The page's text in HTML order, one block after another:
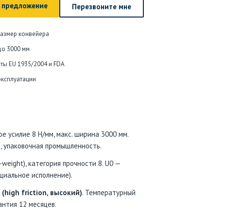
Перезвоните мне
конвейера
3000 мм
EU 1935/2004 и FDA
усилие 8 Н/мм, макс. ширина 3000 мм.
промышленность.
категория прочности 8. U0 —
исполнение).
(high friction, высокий). Температурный
12 месяцев.